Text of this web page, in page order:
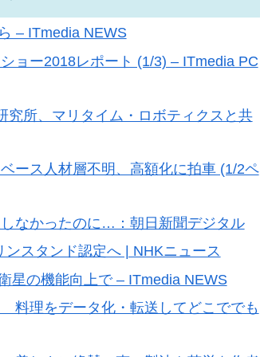
– ITmedia NEWS
ョー2018レポート (1/3) – ITmedia PC
究所、マリタイム・ロボティクスと共
ース人材層不明、高額化に拍車 (1/2ペ
なかったのに…：朝日新聞デジタル
スタンド認定へ | NHKニュース
星の機能向上で – ITmedia NEWS
料理をデータ化・転送してどこででも